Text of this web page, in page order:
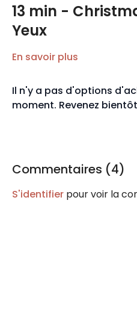
13 min -
Yeux
En savoir plus
Il n'y a pas d'options
moment. Revenez
Commentaires (4)
S'identifier pour voir la